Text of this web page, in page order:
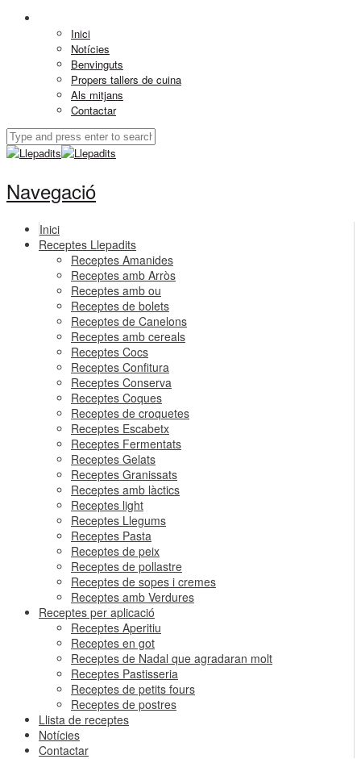
Inici
Notícies
Benvinguts
Propers tallers de cuina
Als mitjans
Contactar
Navegació
Inici
Receptes Llepadits
Receptes Amanides
Receptes amb Arròs
Receptes amb ou
Receptes de bolets
Receptes de Canelons
Receptes amb cereals
Receptes Cocs
Receptes Confitura
Receptes Conserva
Receptes Coques
Receptes de croquetes
Receptes Escabetx
Receptes Fermentats
Receptes Gelats
Receptes Granissats
Receptes amb làctics
Receptes light
Receptes Llegums
Receptes Pasta
Receptes de peix
Receptes de pollastre
Receptes de sopes i cremes
Receptes amb Verdures
Receptes per aplicació
Receptes Aperitiu
Receptes en got
Receptes de Nadal que agradaran molt
Receptes Pastisseria
Receptes de petits fours
Receptes de postres
Llista de receptes
Notícies
Contactar